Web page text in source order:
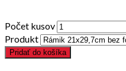
Počet kusov
Produkt
Pridať do košíka